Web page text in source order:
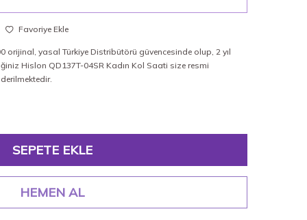
Favoriye Ekle
yasal Türkiye Distribütörü güvencesinde olup, 2 yıl
Hislon QD137T-04SR Kadın Kol Saati size resmi
SEPETE EKLE
HEMEN AL